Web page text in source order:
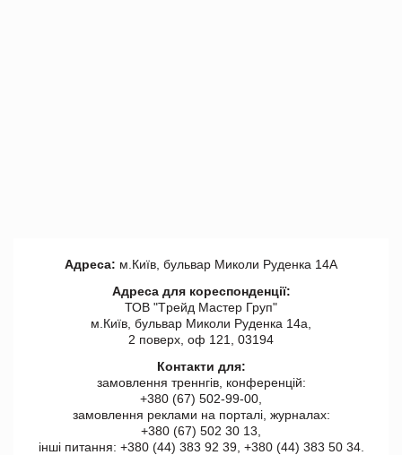
Адреса: м.Київ, бульвар Миколи Руденка 14А
Адреса для кореспонденції:
ТОВ "Tрейд Мастер Груп"
м.Київ, бульвар Миколи Руденка 14а,
2 поверх, оф 121, 03194
Контакти для:
замовлення треннгів, конференцій:
+380 (67) 502-99-00,
замовлення реклами на порталі, журналах:
+380 (67) 502 30 13,
інші питання: +380 (44) 383 92 39, +380 (44) 383 50 34.